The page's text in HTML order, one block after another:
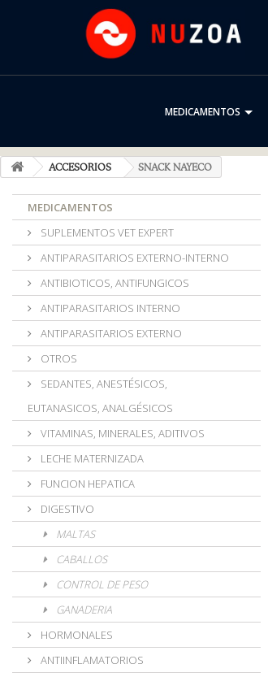
MEDICAMENTOS
ACCESORIOS SNACK NAYECO
MEDICAMENTOS
SUPLEMENTOS VET EXPERT
ANTIPARASITARIOS EXTERNO-INTERNO
ANTIBIOTICOS, ANTIFUNGICOS
ANTIPARASITARIOS INTERNO
ANTIPARASITARIOS EXTERNO
OTROS
SEDANTES, ANESTÉSICOS,
EUTANASICOS, ANALGÉSICOS
VITAMINAS, MINERALES, ADITIVOS
LECHE MATERNIZADA
FUNCION HEPATICA
DIGESTIVO
MALTAS
CABALLOS
CONTROL DE PESO
GANADERIA
HORMONALES
ANTIINFLAMATORIOS